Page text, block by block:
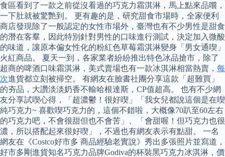
食區看到了一款之前從沒看過的巧克力霜淇淋，馬上點來品嚐，
一下肚就被驚艷到。 更有趣的是，研究甜食市場時，全家便利
商店發現除了一般認定的女性市場外，臺灣也有不少男性是甜食
的潛在客羣，因此特別針對男性的口味進行測試，決定加入微酸
的味道，讓原本偏女性化的粉紅色草莓霜淇淋變身「男女通喫」
火紅商品。 夏天一到，各家業者紛紛推出特色冰品搶市，除了
超商的啤酒口味霜淇淋，美式賣場也有一款冰淇淋相當熱賣， 每
次進貨都立刻被掃空。 有網友在臉書社團分享這款「超難買」
的夯品，大讚淡淡奶香不輸哈根達斯，CP值超高。 也有不少網
友分享試喫心得，「超濃鬱！很好喫」「我女兒都說這個是在喫
純巧克力~ 喜歡喫巧克力的，這個不錯啦，大概像70趴至60左右
的巧克力吧，不會很甜但也不會苦」、「會甜喔！但巧克力也很
濃，所以搭配起來很好喫」，不過也有網友表示有點甜。 一名
網友在《Costco好市多 商品經驗老實說》秀出多張照片並寫道，
好市多剛進貨知名巧克力品牌Godiva的杯裝黑巧克力冰淇淋，價